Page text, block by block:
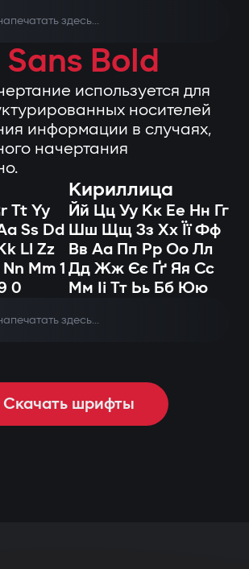
Bold
используется для
носителей
информации в случаях,
начертания
Tt Yy
Ss Dd
Ll Zz
Mm 1
0
Кириллица
Йй Цц Уу Кк Ее Нн Гг
Шш Щщ Зз Хх Її Фф
Вв Аа Пп Рр Оо Лл
Дд Жж Єє Ґґ Яя Сс
Мм Іі Тт Ьь Бб Юю
Скачать шрифты